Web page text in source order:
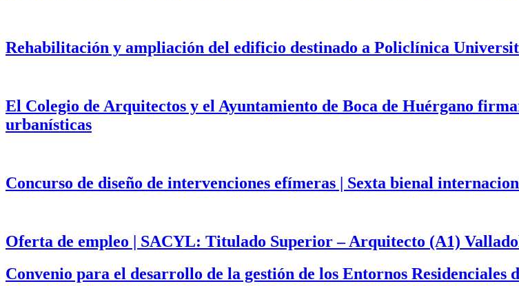
Rehabilitación y ampliación del edificio destinado a Policlínica
El Colegio de Arquitectos y el Ayuntamiento de Boca de Huérgano
urbanísticas
Concurso de diseño de intervenciones efímeras | Sexta bienal
Oferta de empleo | SACYL: Titulado Superior – Arquitecto (A1)
Convenio para el desarrollo de la gestión de los Entornos